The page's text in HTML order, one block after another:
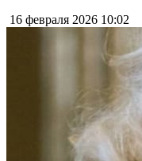
16 февраля 2026 10:02